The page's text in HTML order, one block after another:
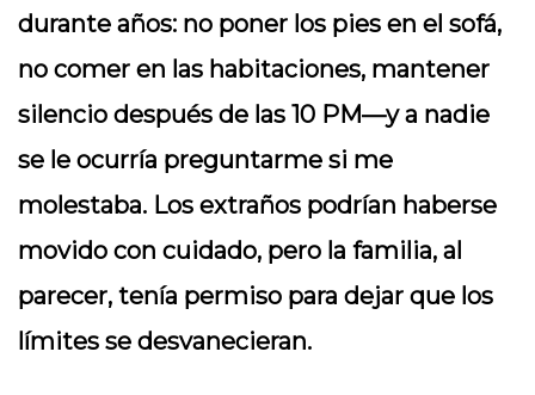
durante años: no poner los pies en el sofá,
no comer en las habitaciones, mantener
silencio después de las 10 PM—y a nadie
se le ocurría preguntarme si me
molestaba. Los extraños podrían haberse
movido con cuidado, pero la familia, al
parecer, tenía permiso para dejar que los
límites se desvanecieran.